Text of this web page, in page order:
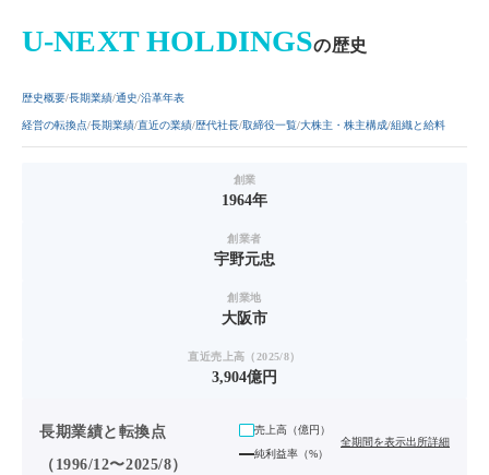
U-NEXT HOLDINGSの歴史
歴史概要 長期業績 通史 沿革年表
経営の転換点 長期業績 直近の業績 歴代社長 取締役一覧 大株主・株主構成 組織と給料
創業
1964年
創業者
宇野元忠
創業地
大阪市
直近売上高（2025/8）
3,904億円
長期業績と転換点
（1996/12〜2025/8）
売上高（億円）
純利益率（%）
全期間を表示出所詳細